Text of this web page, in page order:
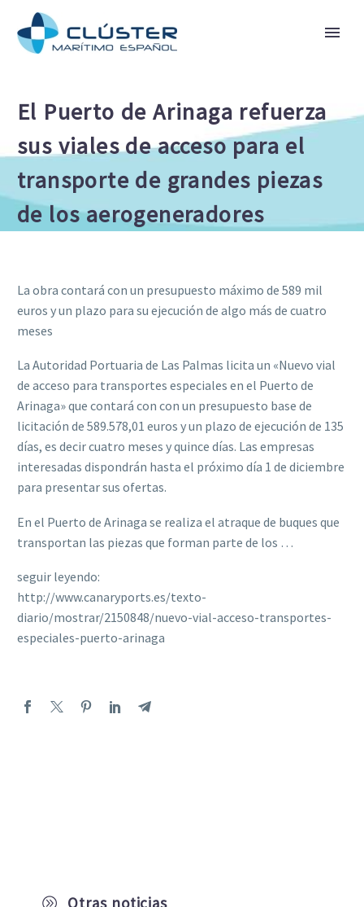
El Puerto de Arinaga refuerza
sus viales de acceso para el
transporte de grandes piezas
de los aerogeneradores
A Otras noticias
La obra contará con un presupuesto máximo de 589 mil
euros y un plazo para su ejecución de algo más de cuatro
meses
La Autoridad Portuaria de Las Palmas licita un «Nuevo vial
de acceso para transportes especiales en el Puerto de
Arinaga» que contará con con un presupuesto base de
licitación de 589.578,01 euros y un plazo de ejecución de 135
días, es decir cuatro meses y quince días. Las empresas
interesadas dispondrán hasta el próximo día 1 de diciembre
para presentar sus ofertas.
En el Puerto de Arinaga se realiza el atraque de buques que
transportan las piezas que forman parte de los …
seguir leyendo:
http://www.canaryports.es/texto-
diario/mostrar/2150848/nuevo-vial-acceso-transportes-
especiales-puerto-arinaga